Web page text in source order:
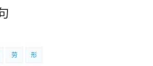
劳 形